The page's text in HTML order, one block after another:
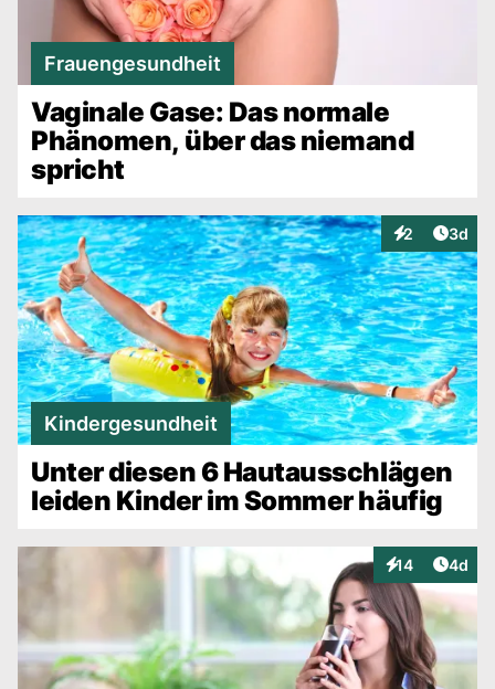
Frauengesundheit
Vaginale Gase: Das normale
Phänomen, über das niemand
spricht
2
Interaktionen
3d
Kindergesundheit
Unter diesen 6 Hautausschlägen
leiden Kinder im Sommer häufig
14
Interaktionen
4d